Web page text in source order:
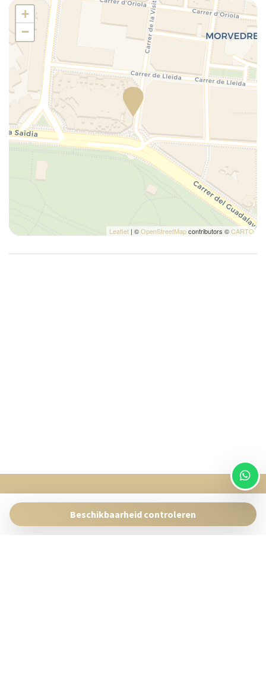
Lift
Linnengoed
Magnetron
Mini-koelkast
Privé badkamer
Privé-ingang
Privé-woonkamer
Servies en bestek
Strijkijzer
Wasmachine
Zelfregulerend verwarmingssysteem
+
−
Leaflet | ©OpenStreetMapcontributors ©CARTO
Beschikbaarheid controleren
Pasaje Giner 2 bis Valencia 46001
Contact:reservas@singularstays.com- +34665313223